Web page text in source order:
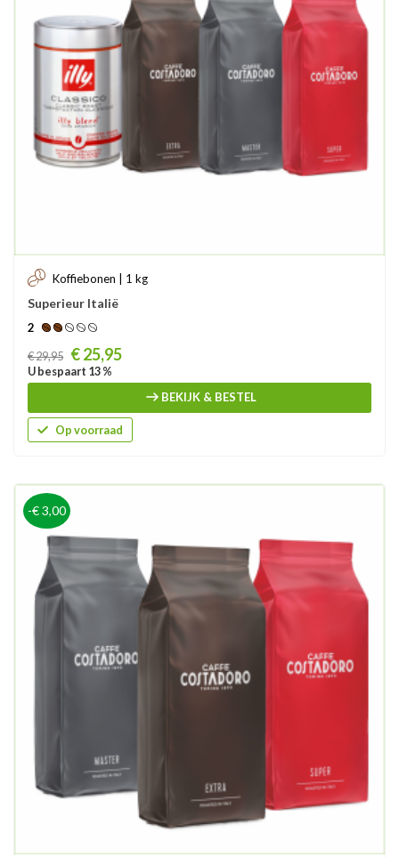
Koffiebonen | 1 kg
Superieur Italië
2
Prijs
€ 29,95 € 25,95
U bespaart 13 %
BEKIJK & BESTEL
Op voorraad
-€ 3,00